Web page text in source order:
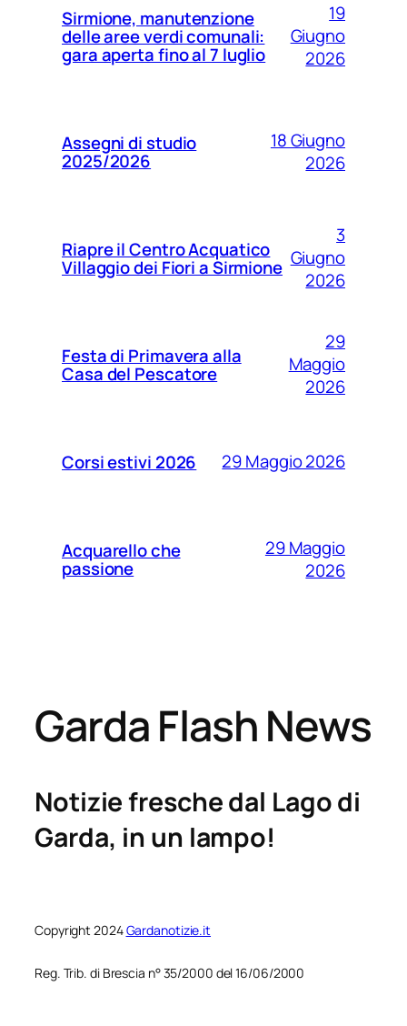
Sirmione, manutenzione
delle aree verdi comunali:
gara aperta fino al 7 luglio
19
Giugno
2026
Assegni di studio
2025/2026
18 Giugno
2026
Riapre il Centro Acquatico
Villaggio dei Fiori a Sirmione
3
Giugno
2026
Festa di Primavera alla
Casa del Pescatore
29
Maggio
2026
Corsi estivi 2026 29 Maggio 2026
Acquarello che
passione
29 Maggio
2026
Garda Flash News
Notizie fresche dal Lago di
Garda, in un lampo!
Copyright 2024Gardanotizie.it
Reg. Trib. di Brescia n° 35/2000 del 16/06/2000